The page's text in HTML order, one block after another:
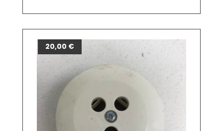
20,00 €